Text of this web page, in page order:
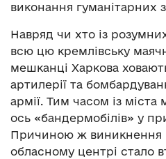
виконання гуманітарних
Навряд чи хто із
всю цю кремлівську
мешканці Харкова
артилерії та
армії. Тим часом із
ось «бандермобілів» у
Причиною ж виникнення
обласному центрі стало